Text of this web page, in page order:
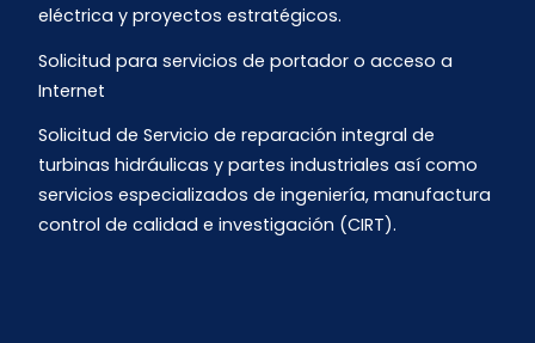
eléctrica y proyectos estratégicos.
Solicitud para servicios de portador o acceso a
Internet
Solicitud de Servicio de reparación integral de
turbinas hidráulicas y partes industriales así como
servicios especializados de ingeniería, manufactura
control de calidad e investigación (CIRT).